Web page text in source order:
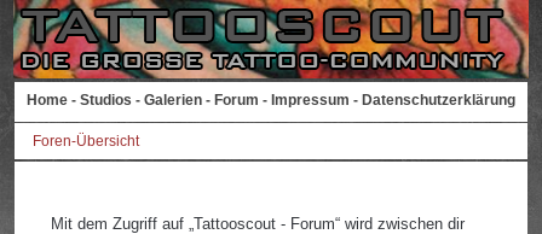
Home - Studios - Galerien - Forum - Impressum - Datenschutzerklärung
Foren-Übersicht
Mit dem Zugriff auf „Tattooscout - Forum“ wird zwischen dir